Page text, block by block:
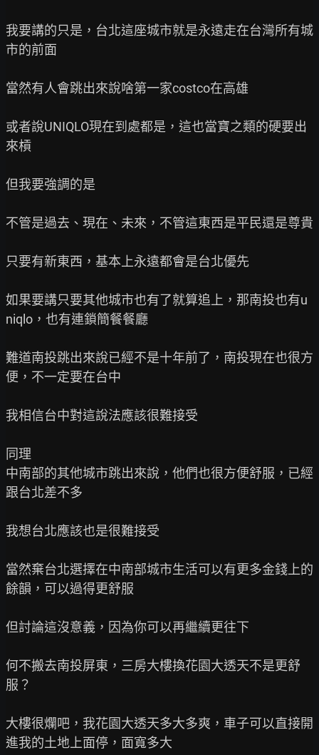
我要講的只是，台北這座城市就是永遠走在台灣所有城
市的前面
當然有人會跳出來說啥第一家costco在高雄
或者說UNIQLO現在到處都是，這也當寶之類的硬要出
來槓
但我要強調的是
不管是過去、現在、未來，不管這東西是平民還是尊貴
只要有新東西，基本上永遠都會是台北優先
如果要講只要其他城市也有了就算追上，那南投也有u
niqlo，也有連鎖簡餐餐廳
難道南投跳出來說已經不是十年前了，南投現在也很方
便，不一定要在台中
我相信台中對這說法應該很難接受
同理
中南部的其他城市跳出來說，他們也很方便舒服，已經
跟台北差不多
我想台北應該也是很難接受
當然棄台北選擇在中南部城市生活可以有更多金錢上的
餘韻，可以過得更舒服
但討論這沒意義，因為你可以再繼續更往下
何不搬去南投屏東，三房大樓換花園大透天不是更舒
服？
大樓很爛吧，我花園大透天多大多爽，車子可以直接開
進我的土地上面停，面寬多大